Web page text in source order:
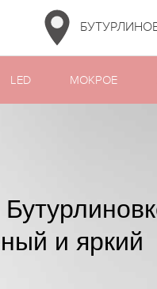
LED МОКРОЕ
и яркий